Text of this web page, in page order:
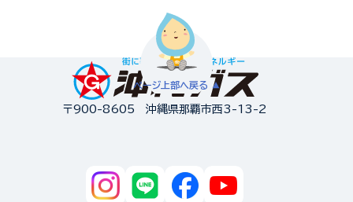
ページ上部へ戻る
〒900-8605 沖縄県那覇市西3-13-2